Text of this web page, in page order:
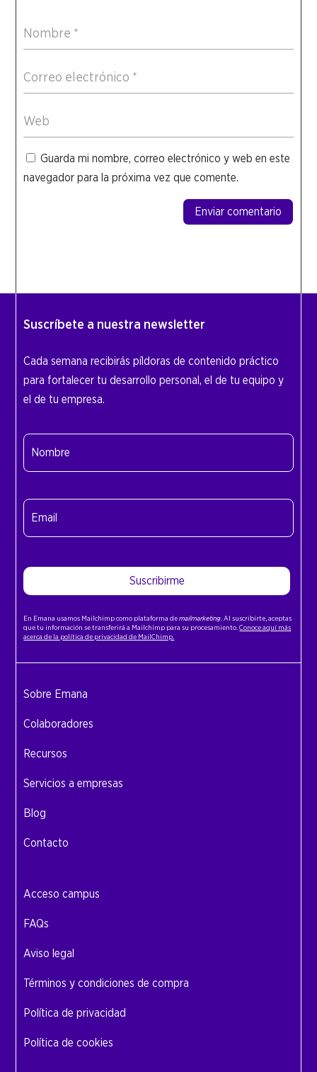
Guarda mi nombre, correo electrónico y web en este
navegador para la próxima vez que comente.
Enviar comentario
Suscríbete a nuestra newsletter
Cada semana recibirás píldoras de contenido práctico
para fortalecer tu desarrollo personal, el de tu equipo y
el de tu empresa.
Nombre
(Obligatorio)
Email
(Obligatorio)
Suscribirme
En Emana usamos Mailchimp como plataforma demailmarketing . Al suscribirte, aceptas
que tu información se transferirá a Mailchimp para su procesamiento.Conoce aquí más
acerca de la política de privacidad de MailChimp.
Sobre Emana
Colaboradores
Recursos
Servicios a empresas
Blog
Contacto
Acceso campus
FAQs
Aviso legal
Términos y condiciones de compra
Política de privacidad
Política de cookies